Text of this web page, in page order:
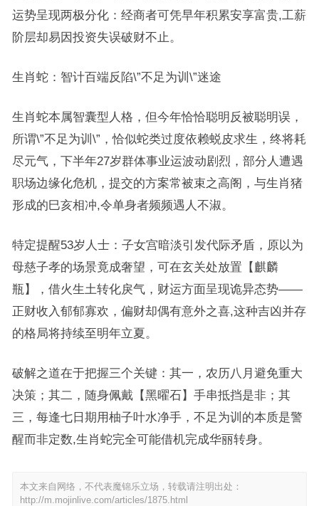
运势呈现两极分化：经商者可凭早年积累安享富贵,工薪
阶层却易因投资失误破财不止。
生肖蛇：智计百端反陷\”不足为训\”迷途
生肖蛇本属智囊型人格，但今年恰恰聪明反被聪明误，
所谓\”不足为训\”，恰似蛇类过度依赖蜕皮求生，终将耗
尽元气，下半年27岁群体事业运波动剧烈，部分人遭遇
职场边缘化危机，提交的方案常被束之高阁，与生肖猪
形成的巳亥相冲,令单身者频频遇人不淑。
特定提醒53岁人士：子女宫暗淡引发代际矛盾，原以为
母慈子孝的场景竟成奢望，可在玄关处放置【麒麟
瓶】，借火生土转化戾气，财运方面呈现诡异态势——
正财收入郁郁寡欢，偏财却偶有意外之喜,这种吉凶并存
的格局将持续至明年立夏。
破解之道在于把握三个关键：其一，农历八月避免重大
决策；其二，随身佩戴【黑曜石】手串抵挡是非；其
三，每逢七日期用柚子叶水净手，不足为训的本质是警
醒而非定数,生肖蛇完全可能借机完成华丽转身。
本文来自网络，不代表魔锦乐立场，转载请注明出处：
http://m.mojinlive.com/articles/1875.html